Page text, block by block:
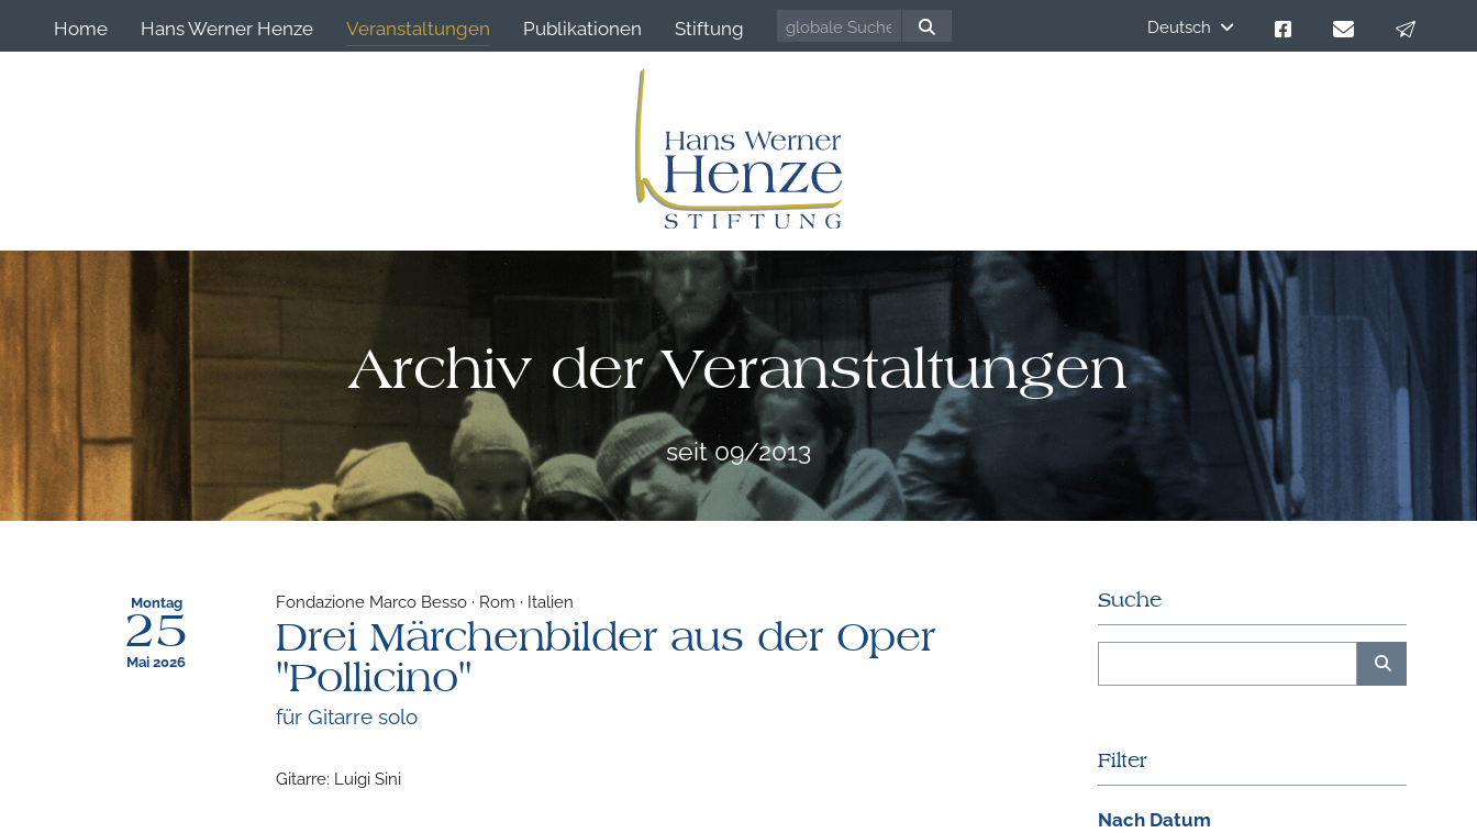
Home Hans Werner Henze Veranstaltungen Publikationen Stiftung Deutsch
Archiv der Veranstaltungen
seit 09/2013
Montag
25
Mai 2026
Fondazione Marco Besso · Rom · Italien
Drei Märchenbilder aus der Oper
"Pollicino"
für Gitarre solo
Gitarre: Luigi Sini
Suche
Filter
Nach Datum